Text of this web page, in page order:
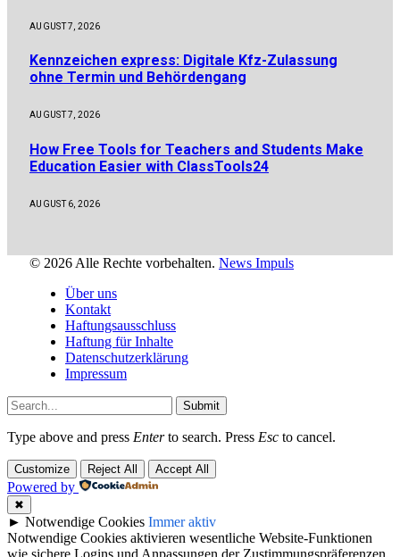
AUGUST 7, 2026
Kennzeichen express: Digitale Kfz-Zulassung
ohne Termin und Behördengang
AUGUST 7, 2026
How Free Tools for Teachers and Students Make
Education Easier with ClassTools24
AUGUST 6, 2026
© 2026 Alle Rechte vorbehalten. News Impuls
Über uns
Kontakt
Haftungsausschluss
Haftung für Inhalte
Datenschutzerklärung
Impressum
Submit
Type above and press Enterto search. Press Esc to cancel.
Customize Reject All Accept All
Powered by
✖
► Notwendige Cookies Immer aktiv
Notwendige Cookies aktivieren wesentliche Website-Funktionen
wie sichere Logins und Anpassungen der Zustimmungspräferenzen.